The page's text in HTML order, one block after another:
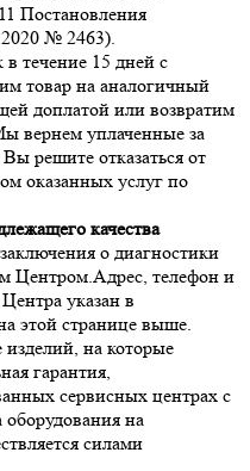
Постановления
№ 2463).
течение 15 дней с
товар на аналогичный
доплатой или возвратим
вернем уплаченные за
решите отказаться от
оказанных услуг по
качества
о диагностики
Центром.Адрес, телефон и
указан в
этой странице выше.
на которые
гарантия,
сервисных центрах с
на
силами